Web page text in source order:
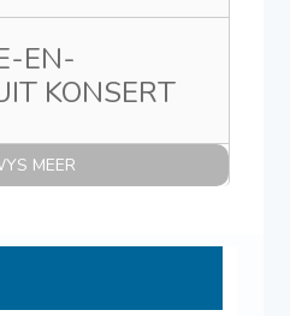
EN-
KONSERT
MEER